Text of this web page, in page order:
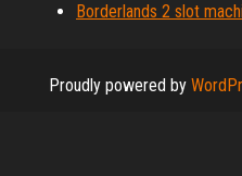
Borderlands 2 slot
Proudly powered by